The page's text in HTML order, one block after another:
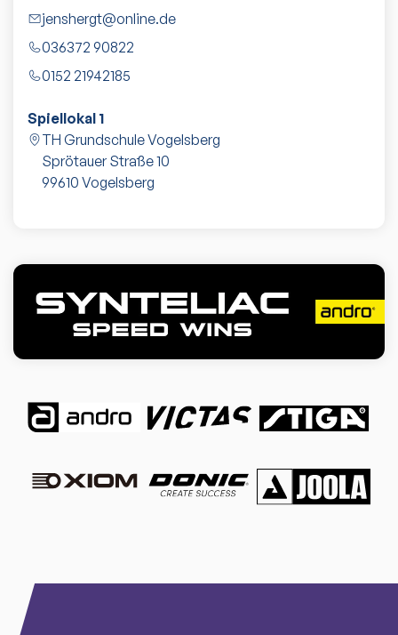
jenshergt@online.de
036372 90822
0152 21942185
Spiellokal 1
TH Grundschule Vogelsberg
Sprötauer Straße 10
99610 Vogelsberg